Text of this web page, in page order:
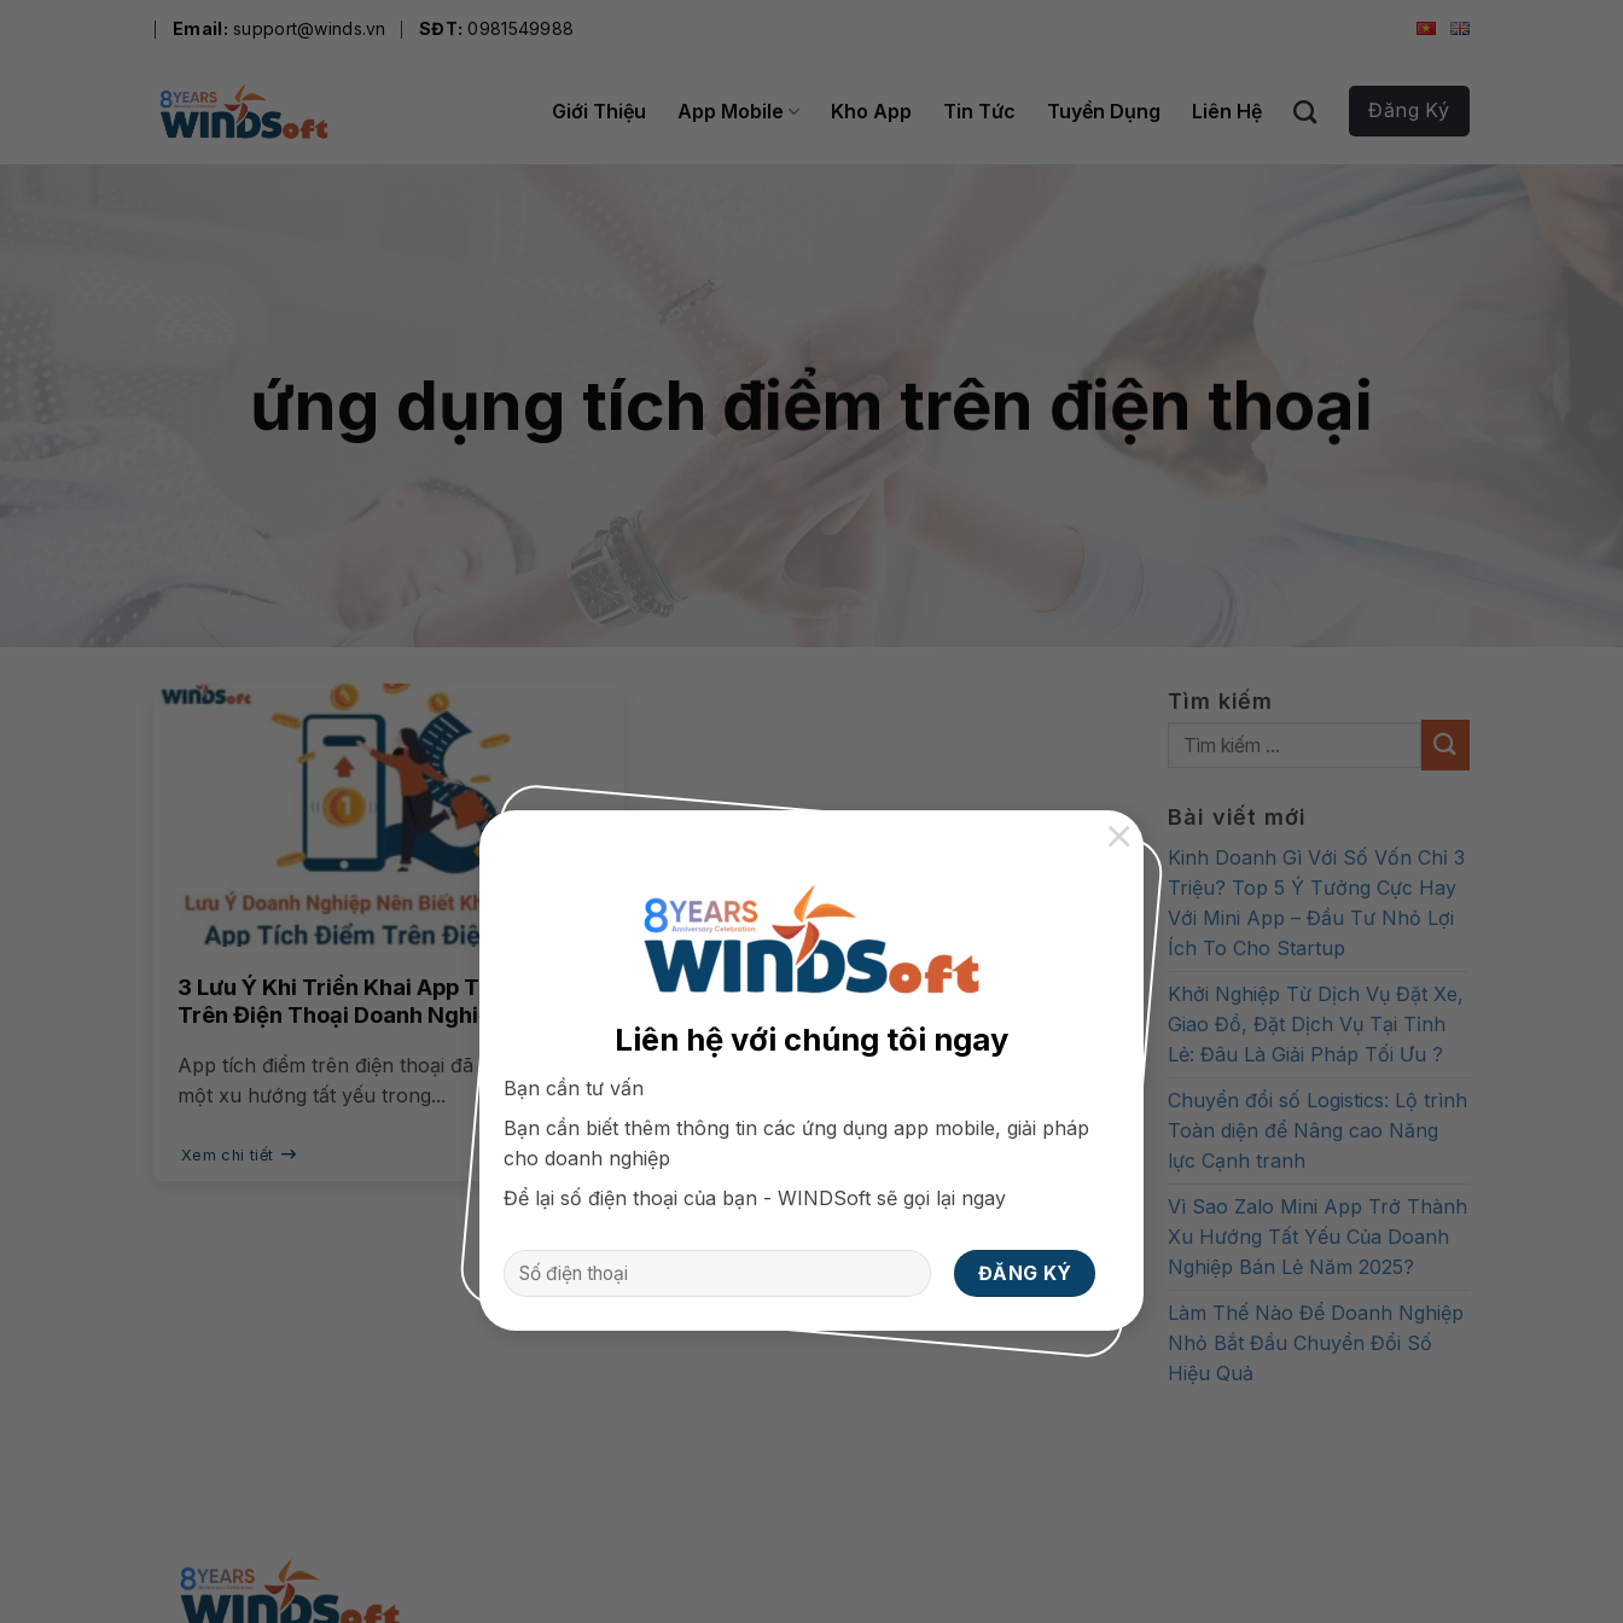
Liên hệ với chúng tôi ngay
Bạn cần tư vấn
Bạn cần biết thêm thông tin các ứng dụng app mobile, giải pháp
cho doanh nghiệp
Để lại số điện thoại của bạn - WINDSoft sẽ gọi lại ngay
×
SĐT: 0981549988
Email: support@winds.vn
Giới Thiệu App Mobile Kho App Tin Tức Tuyển Dụng Liên Hệ Đăng Ký
ứng dụng tích điểm trên điện thoại
3 Lưu Ý Khi Triển Khai App Tích Điểm
Trên Điện Thoại Doanh Nghiệp Nên Biết
App tích điểm trên điện thoại đã trở thành
một xu hướng tất yếu trong...
Xem chi tiết
Tìm kiếm
Bài viết mới
Kinh Doanh Gì Với Số Vốn Chỉ 3
Triệu? Top 5 Ý Tưởng Cực Hay
Với Mini App – Đầu Tư Nhỏ Lợi
Ích To Cho Startup
Khởi Nghiệp Từ Dịch Vụ Đặt Xe,
Giao Đồ, Đặt Dịch Vụ Tại Tỉnh
Lẻ: Đâu Là Giải Pháp Tối Ưu ?
Chuyển đổi số Logistics: Lộ trình
Toàn diện để Nâng cao Năng
lực Cạnh tranh
Vì Sao Zalo Mini App Trở Thành
Xu Hướng Tất Yếu Của Doanh
Nghiệp Bán Lẻ Năm 2025?
Làm Thế Nào Để Doanh Nghiệp
Nhỏ Bắt Đầu Chuyển Đổi Số
Hiệu Quả